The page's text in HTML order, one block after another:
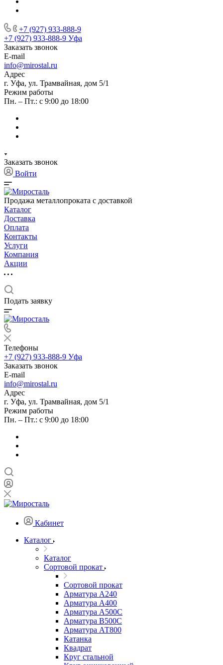
+7 (927) 933-888-9
+7 (927) 933-888-9 Уфа
Заказать звонок
E-mail
info@mirostal.ru
Адрес
г. Уфа, ул. Трамвайная, дом 5/1
Режим работы
Пн. – Пт.: с 9:00 до 18:00
Заказать звонок
Войти
Продажа металлопроката с доставкой
Каталог
Доставка
Оплата
Контакты
Услуги
Компания
Акции
Подать заявку
Телефоны
+7 (927) 933-888-9 Уфа
Заказать звонок
E-mail
info@mirostal.ru
Адрес
г. Уфа, ул. Трамвайная, дом 5/1
Режим работы
Пн. – Пт.: с 9:00 до 18:00
Кабинет
Каталог
Каталог
Сортовой прокат
Сортовой прокат
Арматура А240
Арматура А400
Арматура А500C
Арматура В500С
Арматура АТ800
Катанка
Квадрат
Круг стальной